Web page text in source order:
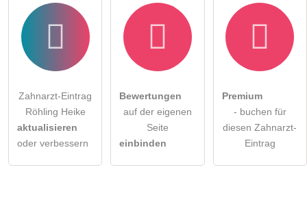
Zahnarzt-Eintrag
Röhling Heike
aktualisieren
oder verbessern
Bewertungen
auf der eigenen
Seite
einbinden
Premium
- buchen für
diesen Zahnarzt-
Eintrag